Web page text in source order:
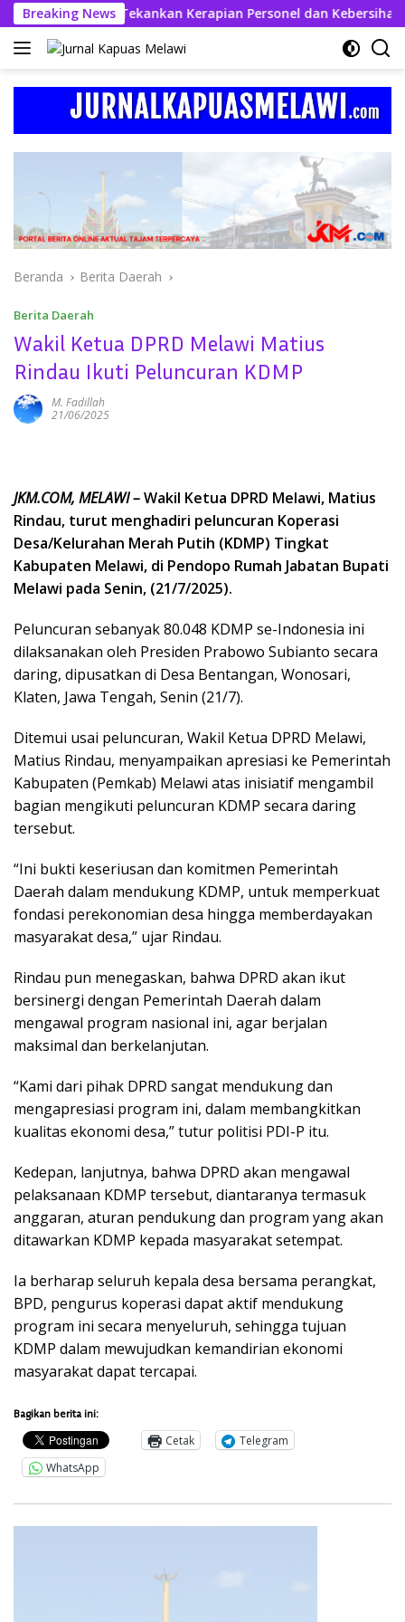
Langsung
ke
konten
Breaking News
Kahfi Tekankan Kerapian Personel dan Kebersihan Mako
Beranda Berita Daerah
Berita Daerah
Wakil Ketua DPRD Melawi Matius
Rindau Ikuti Peluncuran KDMP
M. Fadillah
21/06/2025
JKM.COM, MELAWI –Wakil Ketua DPRD Melawi, Matius
Rindau, turut menghadiri peluncuran Koperasi
Desa/Kelurahan Merah Putih (KDMP) Tingkat
Kabupaten Melawi, di Pendopo Rumah Jabatan Bupati
Melawi pada Senin, (21/7/2025).
Peluncuran sebanyak 80.048 KDMP se-Indonesia ini
dilaksanakan oleh Presiden Prabowo Subianto secara
daring, dipusatkan di Desa Bentangan, Wonosari,
Klaten, Jawa Tengah, Senin (21/7).
Ditemui usai peluncuran, Wakil Ketua DPRD Melawi,
Matius Rindau, menyampaikan apresiasi ke Pemerintah
Kabupaten (Pemkab) Melawi atas inisiatif mengambil
bagian mengikuti peluncuran KDMP secara daring
tersebut.
“Ini bukti keseriusan dan komitmen Pemerintah
Daerah dalam mendukung KDMP, untuk memperkuat
fondasi perekonomian desa hingga memberdayakan
masyarakat desa,” ujar Rindau.
Rindau pun menegaskan, bahwa DPRD akan ikut
bersinergi dengan Pemerintah Daerah dalam
mengawal program nasional ini, agar berjalan
maksimal dan berkelanjutan.
“Kami dari pihak DPRD sangat mendukung dan
mengapresiasi program ini, dalam membangkitkan
kualitas ekonomi desa,” tutur politisi PDI-P itu.
Kedepan, lanjutnya, bahwa DPRD akan mengawal
pelaksanaan KDMP tersebut, diantaranya termasuk
anggaran, aturan pendukung dan program yang akan
ditawarkan KDMP kepada masyarakat setempat.
Ia berharap seluruh kepala desa bersama perangkat,
BPD, pengurus koperasi dapat aktif mendukung
program ini secara menyeluruh, sehingga tujuan
KDMP dalam mewujudkan kemandirian ekonomi
masyarakat dapat tercapai.
Bagikan berita ini:
Cetak
Telegram
WhatsApp